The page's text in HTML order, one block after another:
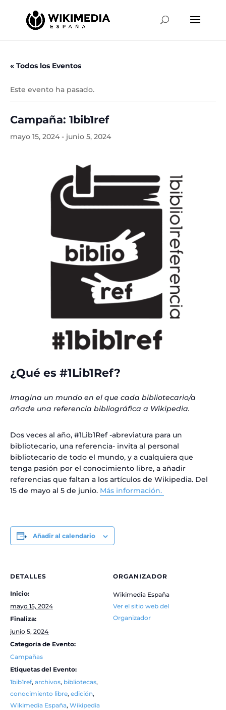
« Todos los Eventos
Este evento ha pasado.
Campaña: 1bib1ref
mayo 15, 2024 - junio 5, 2024
¿Qué es #1Lib1Ref?
Imagina un mundo en el que cada bibliotecario/a
añade una referencia bibliográfica a Wikipedia.
Dos veces al año, #1Lib1Ref -abreviatura para un
bibliotecario, una referencia- invita al personal
bibliotecario de todo el mundo, y a cualquiera que
tenga pasión por el conocimiento libre, a añadir
referencias que faltan a los artículos de Wikipedia. Del
15 de mayo al 5 de junio. Más información.
Añadir al calendario
DETALLES
Inicio:
mayo 15, 2024
Finaliza:
junio 5, 2024
Categoría de Evento:
Campañas
Etiquetas del Evento:
1bib1ref, archivos, bibliotecas,
conocimiento libre, edición,
Wikimedia España, Wikipedia
ORGANIZADOR
Wikimedia España
Ver el sitio web del
Organizador